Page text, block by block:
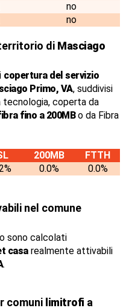
no
no
di Masciago
copertura del servizio
Primo, VA, suddivisi
tecnologia, coperta da
fino a 200MBo da Fibra
200MB
FTTH
0.0% 0.0%
nel comune
sono calcolati
casarealmente attivabili
.
comuni limitrofi a